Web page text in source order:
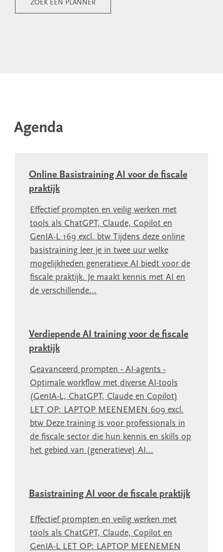
ZOEK EEN PLANNER
Agenda
Online Basistraining AI voor de fiscale
praktijk
Effectief prompten en veilig werken met
tools als ChatGPT, Claude, Copilot en
GenIA-L 169 excl. btw Tijdens deze online
basistraining leer je in twee uur welke
mogelijkheden generatieve AI biedt voor de
fiscale praktijk. Je maakt kennis met AI en
de verschillende...
Verdiepende AI training voor de fiscale
praktijk
Geavanceerd prompten - AI-agents -
Optimale workflow met diverse AI-tools
(GenIA-L, ChatGPT, Claude en Copilot)
LET OP: LAPTOP MEENEMEN 609 excl.
btw Deze training is voor professionals in
de fiscale sector die hun kennis en skills op
het gebied van (generatieve) AI...
Basistraining AI voor de fiscale praktijk
Effectief prompten en veilig werken met
tools als ChatGPT, Claude, Copilot en
GenIA-L LET OP: LAPTOP MEENEMEN